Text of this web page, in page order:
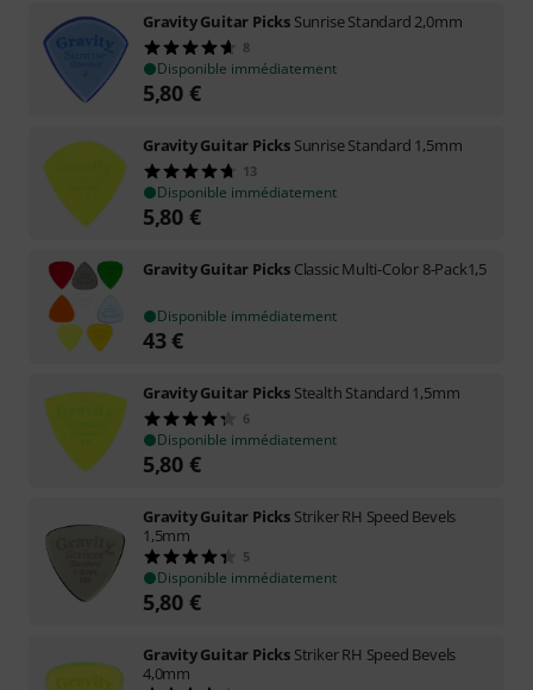
Gravity Guitar Picks Sunrise Standard 2,0mm
8
Disponible immédiatement
5,80 €
Gravity Guitar Picks Sunrise Standard 1,5mm
13
Disponible immédiatement
5,80 €
Gravity Guitar Picks Classic Multi-Color 8-Pack1,5
Disponible immédiatement
43€
Gravity Guitar Picks Stealth Standard 1,5mm
6
Disponible immédiatement
5,80 €
Gravity Guitar Picks Striker RH Speed Bevels
1,5mm
5
Disponible immédiatement
5,80 €
Gravity Guitar Picks Striker RH Speed Bevels
4,0mm